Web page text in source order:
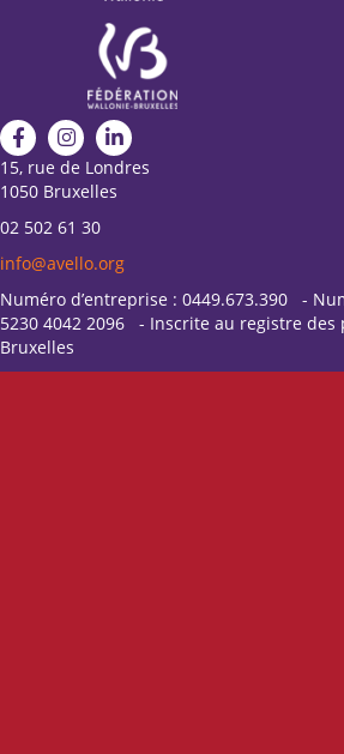
15, rue de Londres
1050 Bruxelles
02 502 61 30
info@avello.org
Numéro d’entreprise : 0449.673.390 -
5230 4042 2096 - Inscrite au registre des
Bruxelles